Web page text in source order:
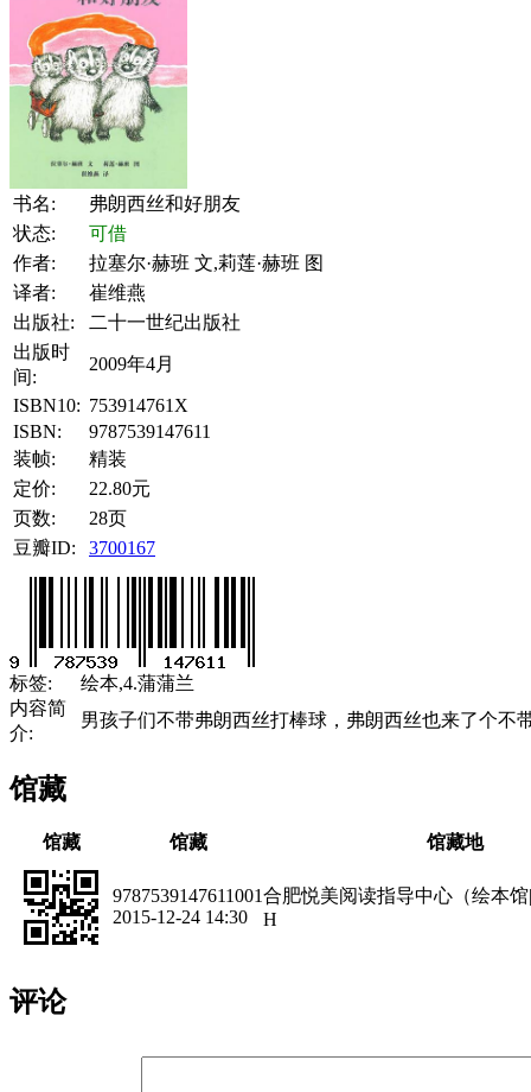
书名:
弗朗西丝和好朋友
状态:
可借
作者:
拉塞尔·赫班 文,莉莲·赫班 图
译者:
崔维燕
出版社:
二十一世纪出版社
出版时
间:
2009年4月
ISBN10: 753914761X
ISBN:
9787539147611
装帧:
精装
定价:
22.80元
页数:
28页
豆瓣ID:
3700167
标签:
绘本,4.蒲蒲兰
内容简
介:
男孩子们不带弗朗西丝打棒球，弗朗西丝也来了个
馆藏
馆藏 馆藏 馆藏地
9787539147611001
2015-12-24 14:30
合肥悦美阅读指导中心（绘本
H
评论